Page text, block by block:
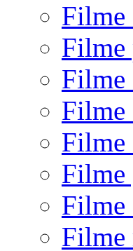
Filme
Filme
Filme
Filme
Filme
Filme
Filme
Filme